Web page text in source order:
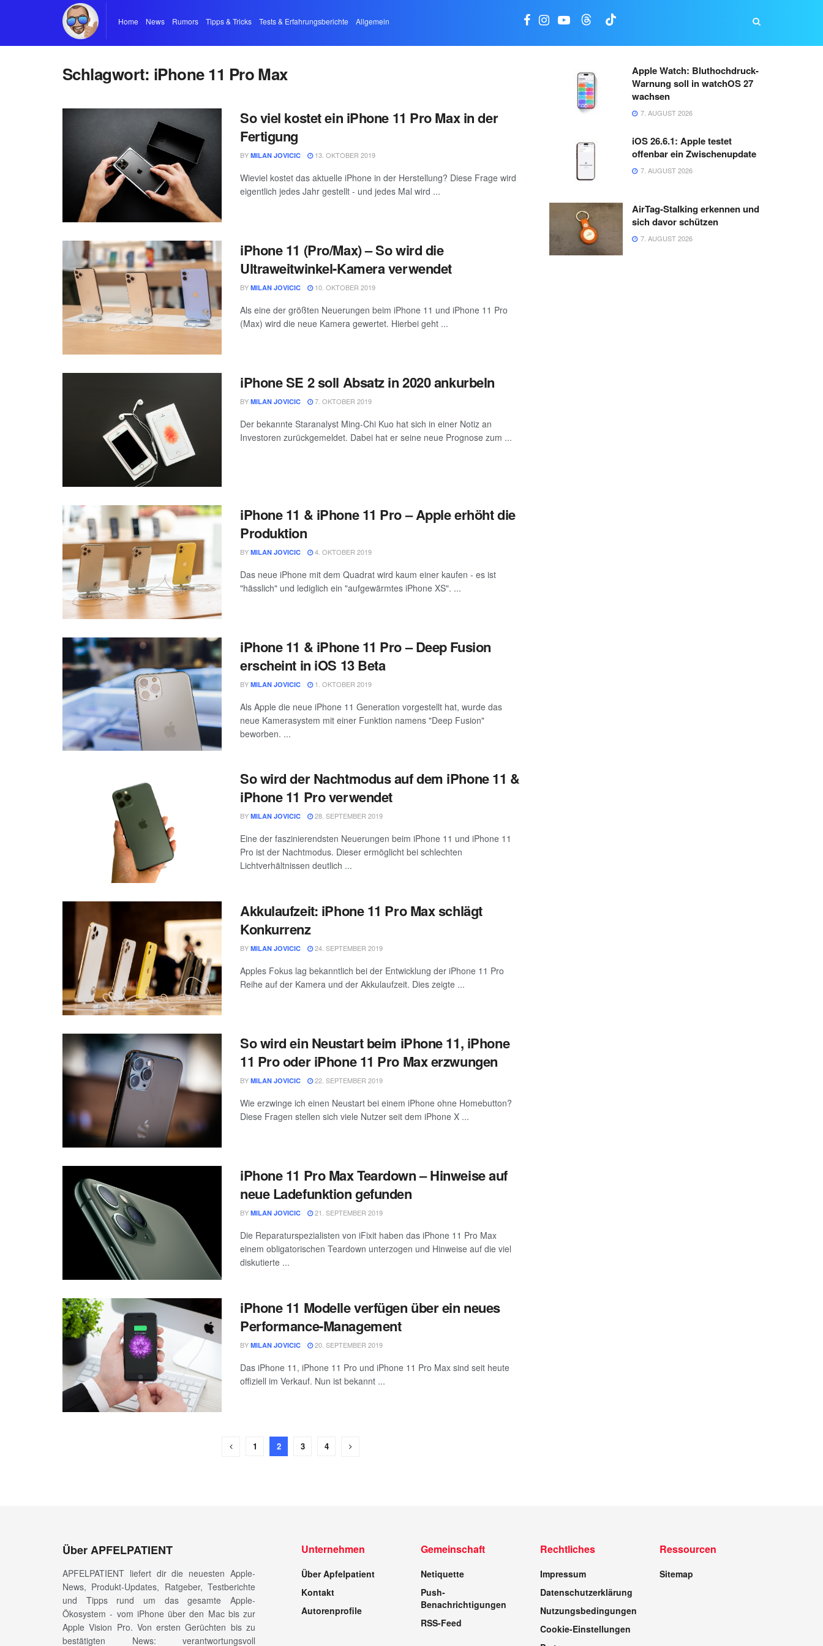
Home News Rumors Tipps & Tricks Tests & Erfahrungsberichte Allgemein
Schlagwort: iPhone 11 Pro Max
So viel kostet ein iPhone 11 Pro Max in der
Fertigung
BY MILAN JOVICIC 13. OKTOBER 2019
Wieviel kostet das aktuelle iPhone in der Herstellung? Diese Frage wird
eigentlich jedes Jahr gestellt - und jedes Mal wird ...
iPhone 11 (Pro/Max) – So wird die
Ultraweitwinkel-Kamera verwendet
BY MILAN JOVICIC 10. OKTOBER 2019
Als eine der größten Neuerungen beim iPhone 11 und iPhone 11 Pro
(Max) wird die neue Kamera gewertet. Hierbei geht ...
iPhone SE 2 soll Absatz in 2020 ankurbeln
BY MILAN JOVICIC 7. OKTOBER 2019
Der bekannte Staranalyst Ming-Chi Kuo hat sich in einer Notiz an
Investoren zurückgemeldet. Dabei hat er seine neue Prognose zum ...
iPhone 11 & iPhone 11 Pro – Apple erhöht die
Produktion
BY MILAN JOVICIC 4. OKTOBER 2019
Das neue iPhone mit dem Quadrat wird kaum einer kaufen - es ist
"hässlich" und lediglich ein "aufgewärmtes iPhone XS". ...
iPhone 11 & iPhone 11 Pro – Deep Fusion
erscheint in iOS 13 Beta
BY MILAN JOVICIC 1. OKTOBER 2019
Als Apple die neue iPhone 11 Generation vorgestellt hat, wurde das
neue Kamerasystem mit einer Funktion namens "Deep Fusion"
beworben. ...
So wird der Nachtmodus auf dem iPhone 11 &
iPhone 11 Pro verwendet
BY MILAN JOVICIC 28. SEPTEMBER 2019
Eine der faszinierendsten Neuerungen beim iPhone 11 und iPhone 11
Pro ist der Nachtmodus. Dieser ermöglicht bei schlechten
Lichtverhältnissen deutlich ...
Akkulaufzeit: iPhone 11 Pro Max schlägt
Konkurrenz
BY MILAN JOVICIC 24. SEPTEMBER 2019
Apples Fokus lag bekanntlich bei der Entwicklung der iPhone 11 Pro
Reihe auf der Kamera und der Akkulaufzeit. Dies zeigte ...
So wird ein Neustart beim iPhone 11, iPhone
11 Pro oder iPhone 11 Pro Max erzwungen
BY MILAN JOVICIC 22. SEPTEMBER 2019
Wie erzwinge ich einen Neustart bei einem iPhone ohne Homebutton?
Diese Fragen stellen sich viele Nutzer seit dem iPhone X ...
iPhone 11 Pro Max Teardown – Hinweise auf
neue Ladefunktion gefunden
BY MILAN JOVICIC 21. SEPTEMBER 2019
Die Reparaturspezialisten von iFixit haben das iPhone 11 Pro Max
einem obligatorischen Teardown unterzogen und Hinweise auf die viel
diskutierte ...
iPhone 11 Modelle verfügen über ein neues
Performance-Management
BY MILAN JOVICIC 20. SEPTEMBER 2019
Das iPhone 11, iPhone 11 Pro und iPhone 11 Pro Max sind seit heute
offiziell im Verkauf. Nun ist bekannt ...
1 2 3 4
Apple Watch: Bluthochdruck-
Warnung soll in watchOS 27
wachsen
7. AUGUST 2026
iOS 26.6.1: Apple testet
offenbar ein Zwischenupdate
7. AUGUST 2026
AirTag-Stalking erkennen und
sich davor schützen
7. AUGUST 2026
Über APFELPATIENT
APFELPATIENT liefert dir die neuesten Apple-
News, Produkt-Updates, Ratgeber, Testberichte
und Tipps rund um das gesamte Apple-
Ökosystem - vom iPhone über den Mac bis zur
Apple Vision Pro. Von ersten Gerüchten bis zu
bestätigten News: verantwortungsvoll
Unternehmen
Über Apfelpatient
Kontakt
Autorenprofile
Gemeinschaft
Netiquette
Push-
Benachrichtigungen
RSS-Feed
Rechtliches
Impressum
Datenschutzerklärung
Nutzungsbedingungen
Cookie-Einstellungen
Ressourcen
Sitemap